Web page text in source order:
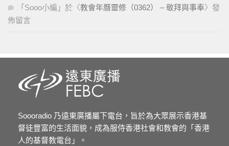
「 Sooo小編 」於〈教會年曆靈修（0362） – 敬拜與事奉〉發
佈留言
Soooradio 乃遠東廣播屬下電台，旨於為大眾展示香港基
督徒豐富的生活面貌，成為服侍香港社會和教會的「香港
人的基督教電台」。